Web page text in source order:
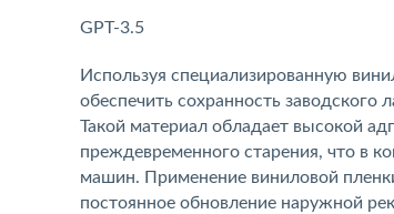
GPT-3.5
Используя специализированную
обеспечить сохранность
Такой материал обладает высокой
преждевременного старения, что в
машин. Применение виниловой
постоянное обновление наружной